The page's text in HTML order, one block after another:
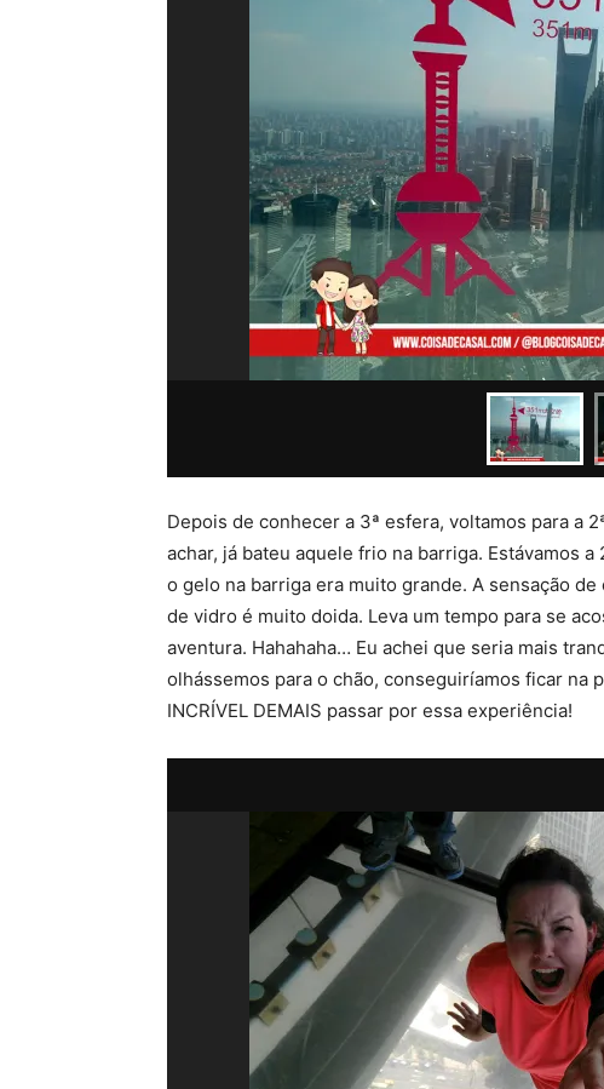
Depois de conhecer a 3ª esfera, voltamos para a
achar, já bateu aquele frio na barriga. Estávamos
o gelo na barriga era muito grande. A sensação
de vidro é muito doida. Leva um tempo para se
aventura. Hahahaha… Eu achei que seria mais
olhássemos para o chão, conseguiríamos ficar na
INCRÍVEL DEMAIS passar por essa experiência!